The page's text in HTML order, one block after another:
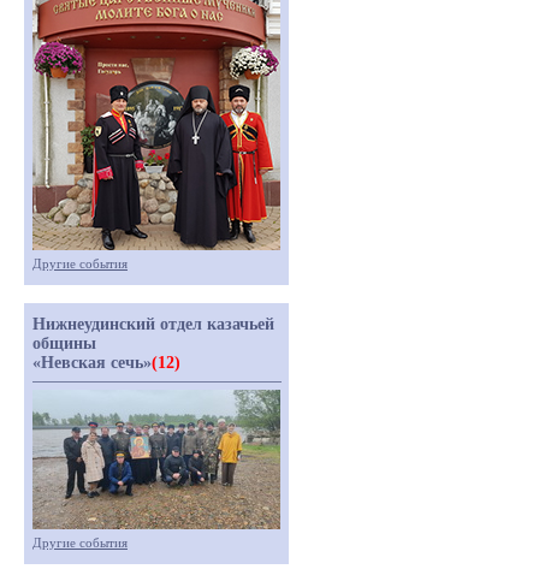
Другие события
Нижнеудинский отдел казачьей
общины
«Невская сечь»(12)
Другие события